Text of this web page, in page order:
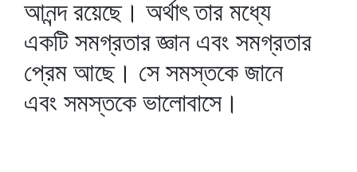
আনন্দ রয়েছে। অর্থাৎ তার মধ্যে
একটি সমগ্রতার জ্ঞান এবং সমগ্রতার
প্রেম আছে। সে সমস্তকে জানে
এবং সমস্তকে ভালোবাসে।